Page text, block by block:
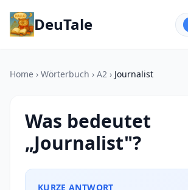
DeuTale
Home › Wörterbuch › A2 › Journalist
Was bedeutet
„Journalist"?
KURZE ANTWORT